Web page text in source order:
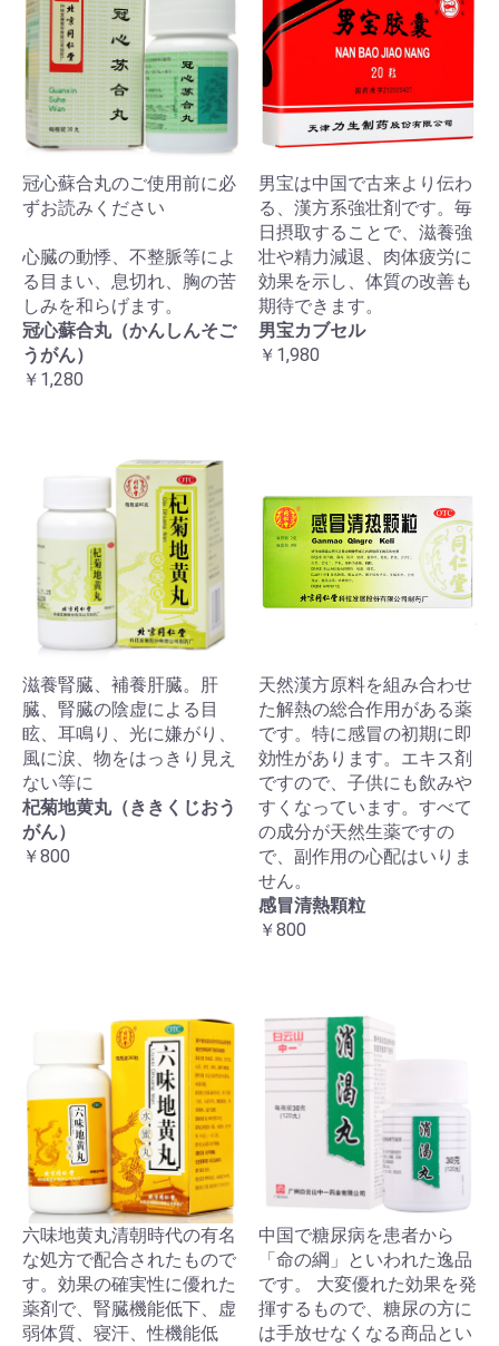
冠心蘇合丸のご使用前に必
ずお読みください
心臓の動悸、不整脈等によ
る目まい、息切れ、胸の苦
しみを和らげます。
冠心蘇合丸（かんしんそご
うがん）
￥1,280
男宝は中国で古来より伝わ
る、漢方系強壮剤です。毎
日摂取することで、滋養強
壮や精力減退、肉体疲労に
効果を示し、体質の改善も
期待できます。
男宝カブセル
￥1,980
滋養腎臓、補養肝臓。肝
臓、腎臓の陰虚による目
眩、耳鳴り、光に嫌がり、
風に涙、物をはっきり見え
ない等に
杞菊地黄丸（ききくじおう
がん）
￥800
天然漢方原料を組み合わせ
た解熱の総合作用がある薬
です。特に感冒の初期に即
効性があります。エキス剤
ですので、子供にも飲みや
すくなっています。すべて
の成分が天然生薬ですの
で、副作用の心配はいりま
せん。
感冒清熱顆粒
￥800
六味地黄丸清朝時代の有名
な処方で配合されたもので
す。効果の確実性に優れた
薬剤で、腎臓機能低下、虚
弱体質、寝汗、性機能低
中国で糖尿病を患者から
「命の綱」といわれた逸品
です。 大変優れた効果を発
揮するもので、糖尿の方に
は手放せなくなる商品とい